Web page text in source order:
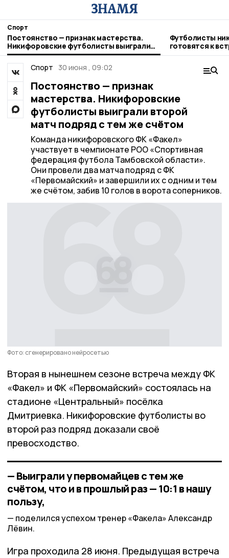
Спорт
Постоянство — признак мастерства.
Никифоровские футболисты выиграли
второй матч подряд с тем же счётом
Футболисты
готовятся к
Котовска
Спорт
30 июня , 09:02
Постоянство — признак
мастерства. Никифоровские
футболисты выиграли второй
матч подряд с тем же счётом
Команда никифоровского ФК «Факел»
участвует в чемпионате РОО «Спортивная
федерация футбола Тамбовской области».
Они провели два матча подряд с ФК
«Первомайский» и завершили их с одним и тем
же счётом, забив 10 голов в ворота соперников.
Фото: сгенерировано нейросетью
Вторая в нынешнем сезоне встреча между ФК
«Факел» и ФК «Первомайский» состоялась на
стадионе «Центральный» посёлка
Дмитриевка. Никифоровские футболисты во
второй раз подряд доказали своё
превосходство.
— Выиграли у первомайцев с тем же
счётом, что и в прошлый раз — 10:1 в нашу
пользу,
поделился успехом тренер «Факела» Александр
Лёвин.
Игра проходила 28 июня. Предыдущая встреча